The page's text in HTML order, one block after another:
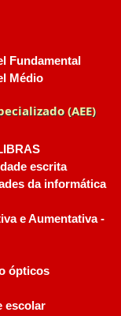
Fundamental
Médio
(AEE)
escrita
da informática
e Aumentativa -
ópticos
escolar